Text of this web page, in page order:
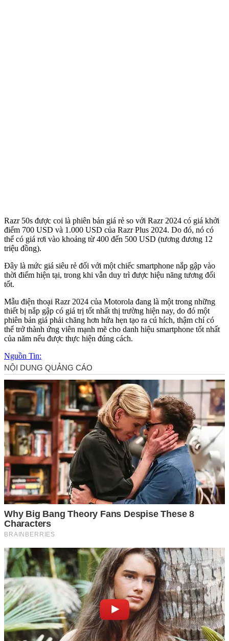
Razr 50s được coi là phiên bản giá rẻ so với Razr 2024 có giá khởi
điểm 700 USD và 1.000 USD của Razr Plus 2024. Do đó, nó có
thể có giá rơi vào khoảng từ 400 đến 500 USD (tương đương 12
triệu đồng).
Đây là mức giá siêu rẻ đối với một chiếc smartphone nắp gập vào
thời điểm hiện tại, trong khi vẫn duy trì được hiệu năng tương đối
tốt.
Mẫu điện thoại Razr 2024 của Motorola đang là một trong những
thiết bị nắp gập có giá trị tốt nhất thị trường hiện nay, do đó một
phiên bản giá phải chăng hơn hứa hẹn tạo ra cú hích, thậm chí có
thể trở thành ứng viên mạnh mẽ cho danh hiệu smartphone tốt nhất
của năm nếu được thực hiện đúng cách.
Nguồn Tin: